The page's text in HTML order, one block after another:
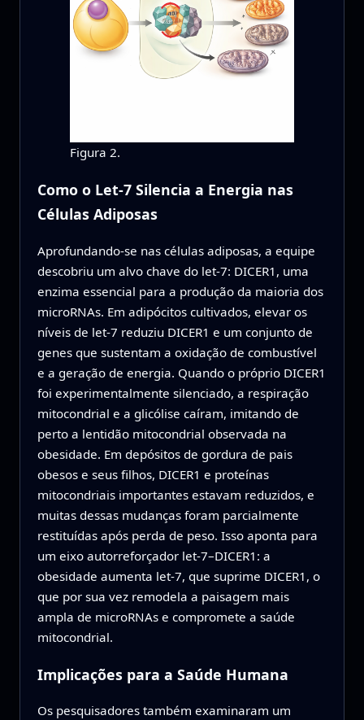
Figura 2.
Como o Let-7 Silencia a Energia nas
Células Adiposas
Aprofundando-se nas células adiposas, a equipe
descobriu um alvo chave do let-7: DICER1, uma
enzima essencial para a produção da maioria dos
microRNAs. Em adipócitos cultivados, elevar os
níveis de let-7 reduziu DICER1 e um conjunto de
genes que sustentam a oxidação de combustível
e a geração de energia. Quando o próprio DICER1
foi experimentalmente silenciado, a respiração
mitocondrial e a glicólise caíram, imitando de
perto a lentidão mitocondrial observada na
obesidade. Em depósitos de gordura de pais
obesos e seus filhos, DICER1 e proteínas
mitocondriais importantes estavam reduzidos, e
muitas dessas mudanças foram parcialmente
restituídas após perda de peso. Isso aponta para
um eixo autorreforçador let-7–DICER1: a
obesidade aumenta let-7, que suprime DICER1, o
que por sua vez remodela a paisagem mais
ampla de microRNAs e compromete a saúde
mitocondrial.
Implicações para a Saúde Humana
Os pesquisadores também examinaram um